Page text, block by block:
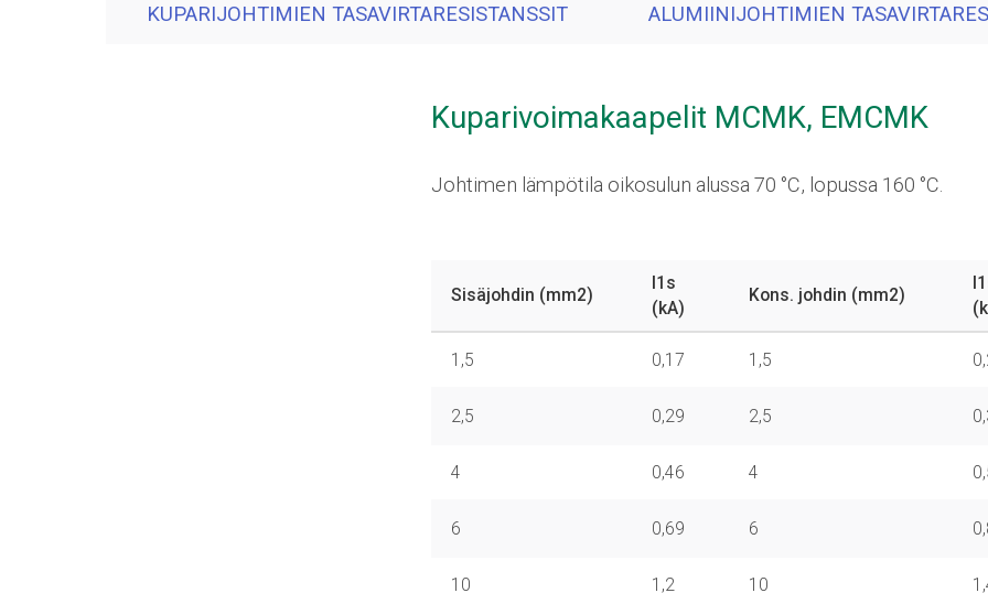
KUPARIJOHTIMIEN TASAVIRTARESISTANSSIT ALUMIINIJOHTIMIEN
Kuparivoimakaapelit MCMK, EMCMK
Johtimen lämpötila oikosulun alussa 70 °C, lopussa 160 °C.
Sisäjohdin (mm2)
I1s
(kA)
Kons. johdin (mm2)
1,5 0,17 1,5
2,5 0,29 2,5
4 0,46 4
6 0,69 6
10 1,2 10